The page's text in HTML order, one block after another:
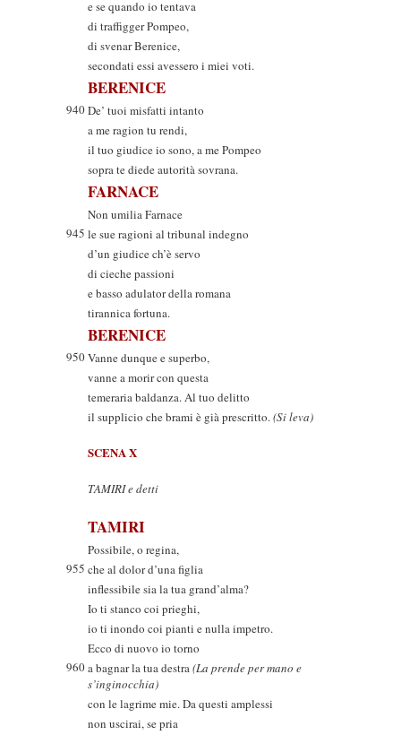
e se quando io tentava
di traffigger Pompeo,
di svenar Berenice,
secondati essi avessero i miei voti.
BERENICE
940De’ tuoi misfatti intanto
a me ragion tu rendi,
il tuo giudice io sono, a me Pompeo
sopra te diede autorità sovrana.
FARNACE
Non umilia Farnace
945 le sue ragioni al tribunal indegno
d’un giudice ch’è servo
di cieche passioni
e basso adulator della romana
tirannica fortuna.
BERENICE
950Vanne dunque e superbo,
vanne a morir con questa
temeraria baldanza. Al tuo delitto
il supplicio che brami è già prescritto.(Si leva)
SCENA X
TAMIRI e detti
TAMIRI
Possibile, o regina,
955 che al dolor d’una figlia
inflessibile sia la tua grand’alma?
Io ti stanco coi prieghi,
io ti inondo coi pianti e nulla impetro.
Ecco di nuovo io torno
960a bagnar la tua destra(La prende per mano e
s’inginocchia)
con le lagrime mie. Da questi amplessi
non uscirai, se pria